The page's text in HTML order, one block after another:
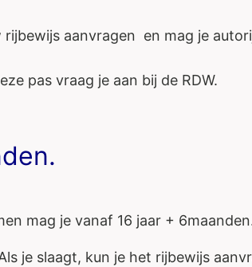
rijbewijs aanvragen en mag je
pas vraag je aan bij de RDW.
mag je vanaf 16 jaar +
je slaagt, kun je het rijbewijs